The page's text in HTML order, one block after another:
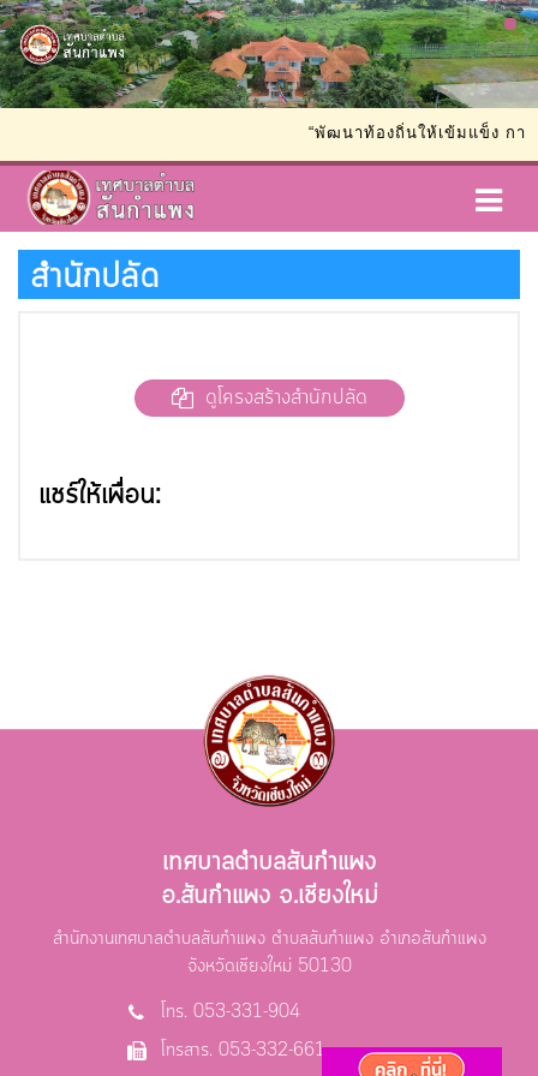
“พัฒนาท้องถิ่นให้เข้มแข็ง กา
สำนักปลัด
ดูโครงสร้างสำนักปลัด
แชร์ให้เพื่อน:
สำนักงานเทศบาลตำบลสันกำแพง ตำบลสันกำแพง อำเภอสันกำแพง
จังหวัดเชียงใหม่ 50130
เทศบาลตำบลสันกำแพง
อ.สันกำแพง จ.เชียงใหม่
โทร. 053-331-904
โทรสาร. 053-332-661